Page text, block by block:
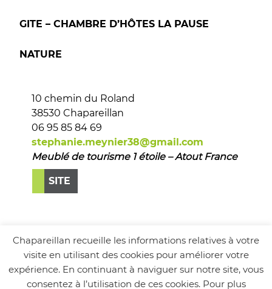
GITE – CHAMBRE D’HÔTES LA PAUSE
NATURE
10 chemin du Roland
38530 Chapareillan
06 95 85 84 69
stephanie.meynier38@gmail.com
Meublé de tourisme 1 étoile – Atout France
SITE
Chapareillan recueille les informations relatives à votre
visite en utilisant des cookies pour améliorer votre
expérience. En continuant à naviguer sur notre site, vous
consentez à l’utilisation de ces cookies. Pour plus